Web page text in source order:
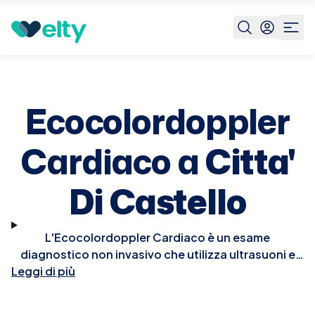
Prenota visita
Citta' Di
Ecocolordoppler
Cardiaco aCitta'
Di Castello
L'Ecocolordoppler Cardiaco è un esame
diagnostico non invasivo che utilizza ultrasuoni e
tecnologia Doppler per visualizzare in tempo reale le
Leggi di più